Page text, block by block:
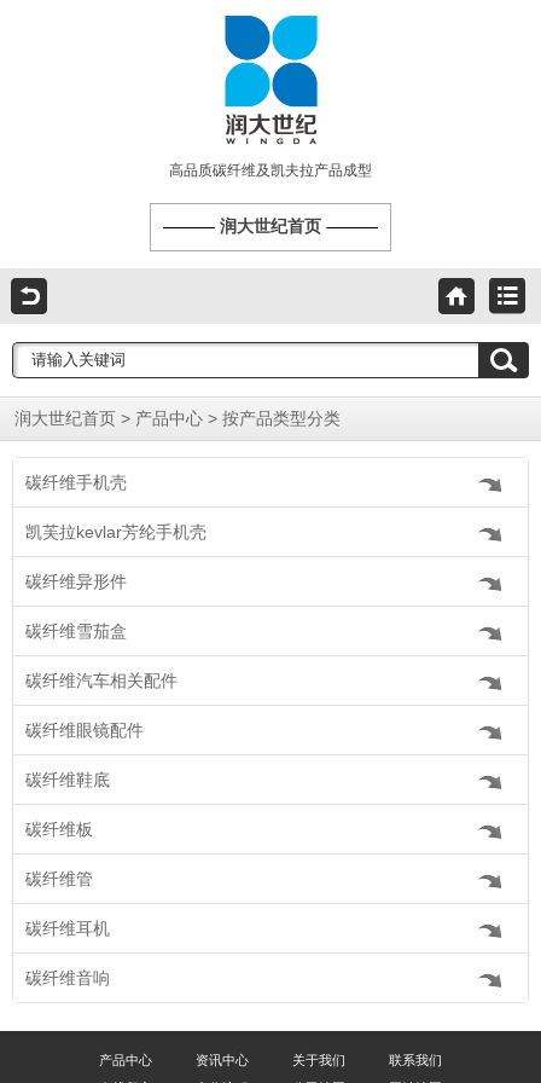
高品质碳纤维及凯夫拉产品成型
润大世纪首页
润大世纪首页 > 产品中心 > 按产品类型分类
碳纤维手机壳
凯芙拉kevlar芳纶手机壳
碳纤维异形件
碳纤维雪茄盒
碳纤维汽车相关配件
碳纤维眼镜配件
碳纤维鞋底
碳纤维板
碳纤维管
碳纤维耳机
碳纤维音响
产品中心 资讯中心 关于我们
联系我们